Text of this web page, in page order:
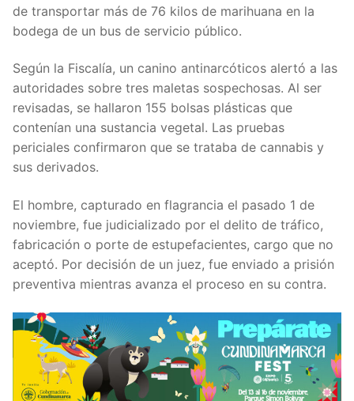
de transportar más de 76 kilos de marihuana en la
bodega de un bus de servicio público.
Según la Fiscalía, un canino antinarcóticos alertó a las
autoridades sobre tres maletas sospechosas. Al ser
revisadas, se hallaron 155 bolsas plásticas que
contenían una sustancia vegetal. Las pruebas
periciales confirmaron que se trataba de cannabis y
sus derivados.
El hombre, capturado en flagrancia el pasado 1 de
noviembre, fue judicializado por el delito de tráfico,
fabricación o porte de estupefacientes, cargo que no
aceptó. Por decisión de un juez, fue enviado a prisión
preventiva mientras avanza el proceso en su contra.